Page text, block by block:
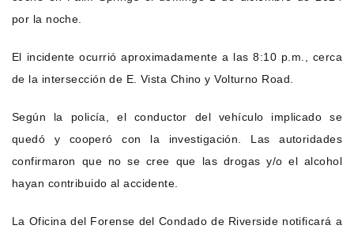
por la noche.
El incidente ocurrió aproximadamente a las 8:10 p.m., cerca
de la intersección de E. Vista Chino y Volturno Road.
Según la policía, el conductor del vehículo implicado se
quedó y cooperó con la investigación. Las autoridades
confirmaron que no se cree que las drogas y/o el alcohol
hayan contribuido al accidente.
La Oficina del Forense del Condado de Riverside notificará a